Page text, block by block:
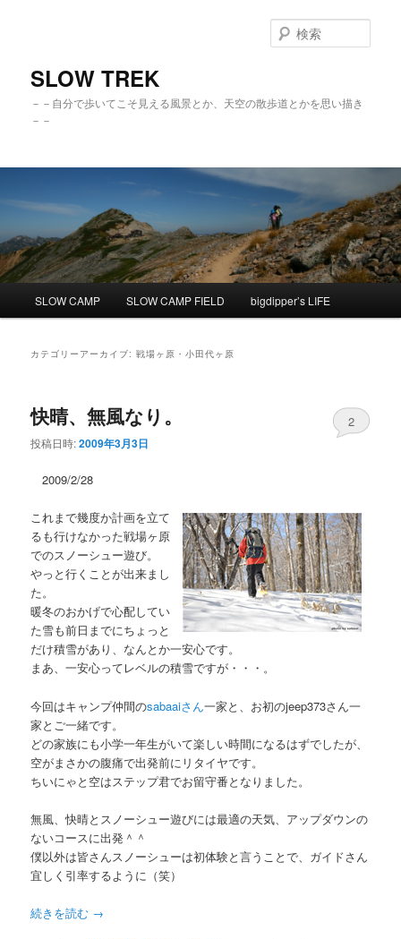
SLOW TREK
－－自分で歩いてこそ見える風景とか、天空の散歩道とかを思い描き
－－
索
メ
コ
ン
ツ
へ
移
サ
ン
ツ
へ
移
動
SLOW CAMP SLOW CAMP FIELD bigdipper’s LIFE
カテゴリーアーカイブ:戦場ヶ原・小田代ヶ原
快晴、無風なり。
投稿日時:2009年3月3日
2
2009/2/28
これまで幾度か計画を立て
るも行けなかった戦場ヶ原
でのスノーシュー遊び。
やっと行くことが出来まし
た。
暖冬のおかげで心配してい
た雪も前日までにちょっと
だけ積雪があり、なんとか一安心です。
まあ、一安心ってレベルの積雪ですが・・・。
今回はキャンプ仲間のsabaaiさん一家と、お初のjeep373さん一
家とご一緒です。
どの家族にも小学一年生がいて楽しい時間になるはずでしたが、
空がまさかの腹痛で出発前にリタイヤです。
ちいにゃと空はステップ君でお留守番となりました。
無風、快晴とスノーシュー遊びには最適の天気、アップダウンの
ないコースに出発＾＾
僕以外は皆さんスノーシューは初体験と言うことで、ガイドさん
宜しく引率するように（笑）
続きを読む →